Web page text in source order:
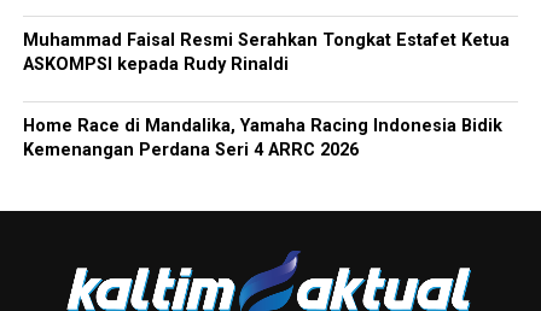
Muhammad Faisal Resmi Serahkan Tongkat Estafet Ketua
ASKOMPSI kepada Rudy Rinaldi
Home Race di Mandalika, Yamaha Racing Indonesia Bidik
Kemenangan Perdana Seri 4 ARRC 2026